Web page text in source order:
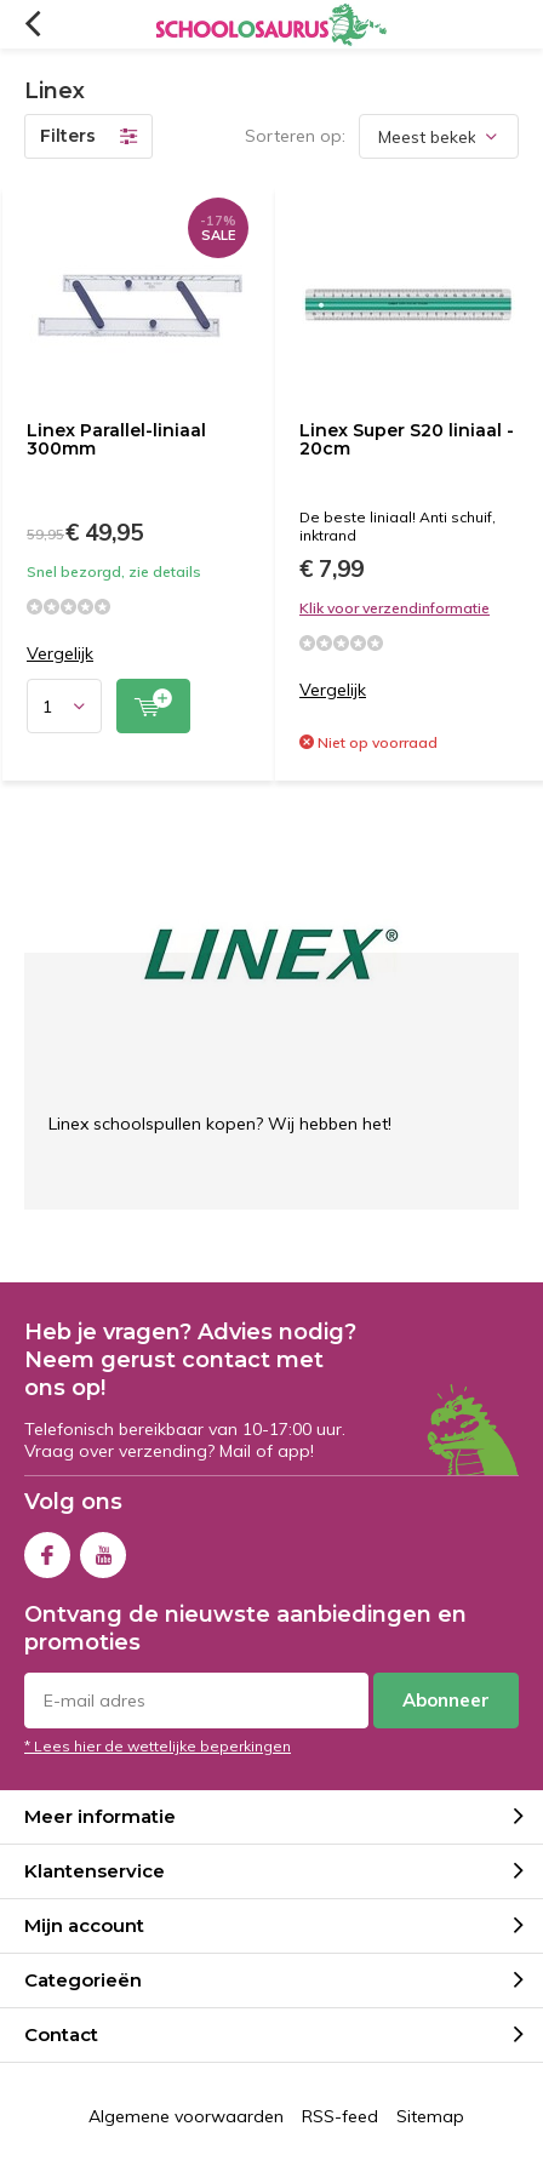
Linex
Filters Sorteren op:
Linex Parallel-liniaal
300mm
-17%
SALE
59,95€ 49,95
Snel bezorgd, zie details
Vergelijk
Linex Super S20 liniaal -
20cm
De beste liniaal! Anti schuif,
inktrand
€ 7,99
Klik voor verzendinformatie
Vergelijk
Niet op voorraad
Linex schoolspullen kopen? Wij hebben het!
Heb je vragen? Advies nodig?
Neem gerust contact met
ons op!
Telefonisch bereikbaar van 10-17:00 uur.
Vraag over verzending? Mail of app!
Volg ons
Ontvang de nieuwste aanbiedingen en
promoties
Abonneer
* Lees hier de wettelijke beperkingen
Meer informatie
Klantenservice
Mijn account
Categorieën
Contact
Algemene voorwaarden RSS-feed Sitemap